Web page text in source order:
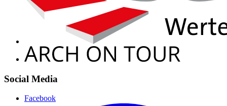
Social Media
Facebook